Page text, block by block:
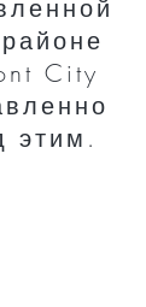
City
этим.